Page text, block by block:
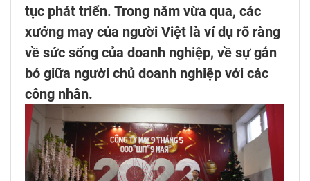
tục phát triển. Trong năm vừa qua, các
xưởng may của người Việt là ví dụ rõ ràng
về sức sống của doanh nghiệp, về sự gắn
bó giữa người chủ doanh nghiệp với các
công nhân.